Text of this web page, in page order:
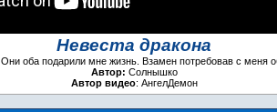
Невеста дракона
Они оба подарили мне жизнь. Взамен потребовав с меня
Автор: Солнышко
Автор видео: АнгелДемон